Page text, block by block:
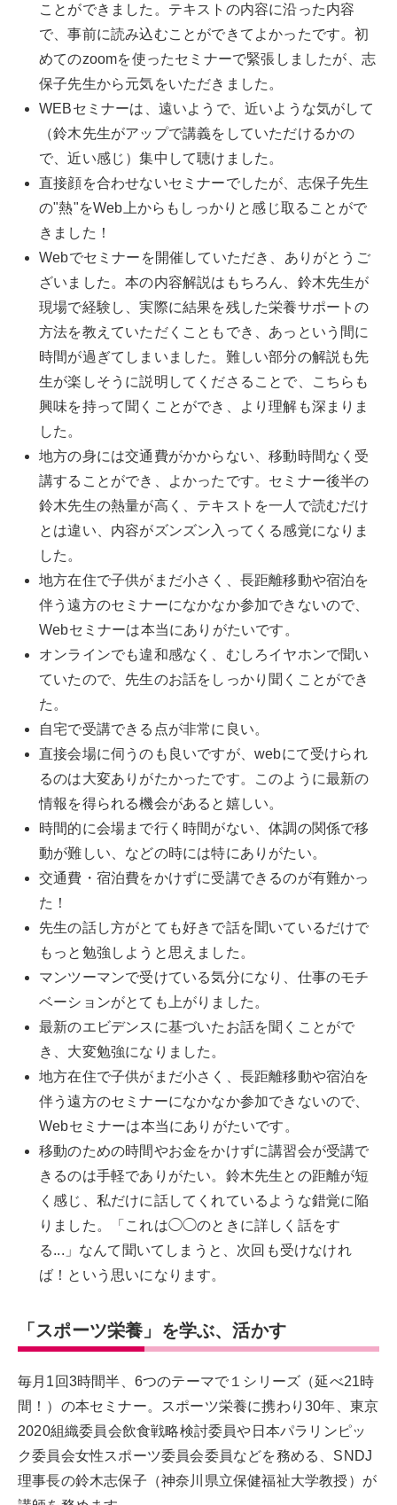
ことができました。テキストの内容に沿った内容
で、事前に読み込むことができてよかったです。初
めてのzoomを使ったセミナーで緊張しましたが、志
保子先生から元気をいただきました。
WEBセミナーは、遠いようで、近いような気がして
（鈴木先生がアップで講義をしていただけるかの
で、近い感じ）集中して聴けました。
直接顔を合わせないセミナーでしたが、志保子先生
の"熱"をWeb上からもしっかりと感じ取ることがで
きました！
Webでセミナーを開催していただき、ありがとうご
ざいました。本の内容解説はもちろん、鈴木先生が
現場で経験し、実際に結果を残した栄養サポートの
方法を教えていただくこともでき、あっという間に
時間が過ぎてしまいました。難しい部分の解説も先
生が楽しそうに説明してくださることで、こちらも
興味を持って聞くことができ、より理解も深まりま
した。
地方の身には交通費がかからない、移動時間なく受
講することができ、よかったです。セミナー後半の
鈴木先生の熱量が高く、テキストを一人で読むだけ
とは違い、内容がズンズン入ってくる感覚になりま
した。
地方在住で子供がまだ小さく、長距離移動や宿泊を
伴う遠方のセミナーになかなか参加できないので、
Webセミナーは本当にありがたいです。
オンラインでも違和感なく、むしろイヤホンで聞い
ていたので、先生のお話をしっかり聞くことができ
た。
自宅で受講できる点が非常に良い。
直接会場に伺うのも良いですが、webにて受けられ
るのは大変ありがたかったです。このように最新の
情報を得られる機会があると嬉しい。
時間的に会場まで行く時間がない、体調の関係で移
動が難しい、などの時には特にありがたい。
交通費・宿泊費をかけずに受講できるのが有難かっ
た！
先生の話し方がとても好きで話を聞いているだけで
もっと勉強しようと思えました。
マンツーマンで受けている気分になり、仕事のモチ
ベーションがとても上がりました。
最新のエビデンスに基づいたお話を聞くことがで
き、大変勉強になりました。
地方在住で子供がまだ小さく、長距離移動や宿泊を
伴う遠方のセミナーになかなか参加できないので、
Webセミナーは本当にありがたいです。
移動のための時間やお金をかけずに講習会が受講で
きるのは手軽でありがたい。鈴木先生との距離が短
く感じ、私だけに話してくれているような錯覚に陥
りました。「これは◯◯のときに詳しく話をす
る...」なんて聞いてしまうと、次回も受けなけれ
ば！という思いになります。
「スポーツ栄養」を学ぶ、活かす
毎月1回3時間半、6つのテーマで１シリーズ（延べ21時
間！）の本セミナー。スポーツ栄養に携わり30年、東京
2020組織委員会飲食戦略検討委員や日本パラリンピッ
ク委員会女性スポーツ委員会委員などを務める、SNDJ
理事長の鈴木志保子（神奈川県立保健福祉大学教授）が